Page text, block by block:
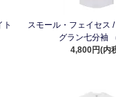
ト
スモール・フェイセス
グラン七分袖
4,800円(内